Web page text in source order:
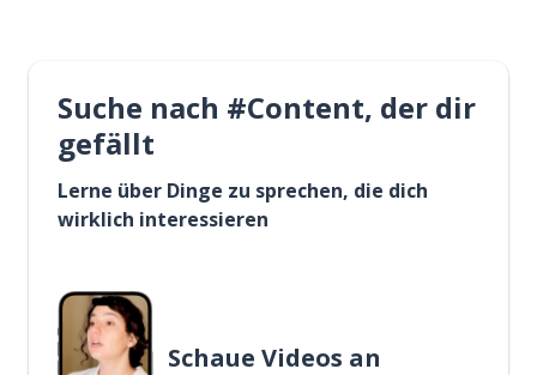
Suche nach #Content, der dir
gefällt
Lerne über Dinge zu sprechen, die dich
wirklich interessieren
Schaue Videos an